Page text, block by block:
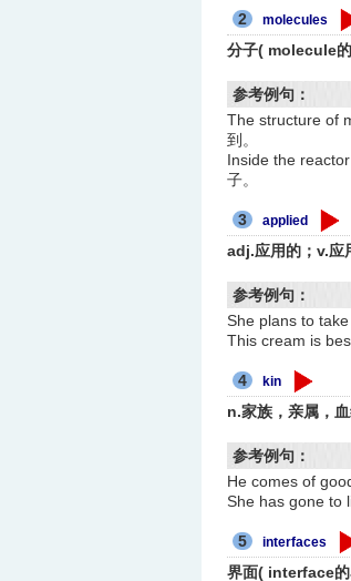
2 molecules
分子( molecule
参考例句：
The structure of
到。
Inside the
子。
3 applied
adj.应用的；v.应
参考例句：
She plans to
This cream is
4 kin
n.家族，亲属，
参考例句：
He comes of
She has gone to
5 interfaces
界面( interface的